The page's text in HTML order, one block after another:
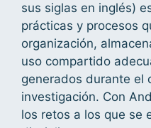
sus siglas en inglés)
prácticas y procesos
organización,
uso compartido
generados durante el
investigación. Con
los retos a los que se